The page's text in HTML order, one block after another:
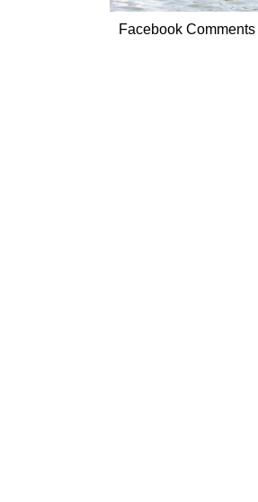
Facebook Comments